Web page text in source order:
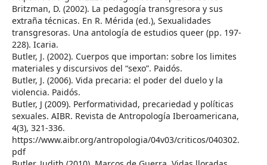
Britzman, D. (2002). La pedagogía transgresora y sus
extraña técnicas. En R. Mérida (ed.), Sexualidades
transgresoras. Una antología de estudios queer (pp. 197-
228). Icaria.
Butler, J. (2002). Cuerpos que importan: sobre los limites
materiales y discursivos del “sexo”. Paidós.
Butler, J. (2006). Vida precaria: el poder del duelo y la
violencia. Paidós.
Butler, J (2009). Performatividad, precariedad y políticas
sexuales. AIBR. Revista de Antropología Iberoamericana,
4(3), 321-336.
https://www.aibr.org/antropologia/04v03/criticos/040302.
pdf